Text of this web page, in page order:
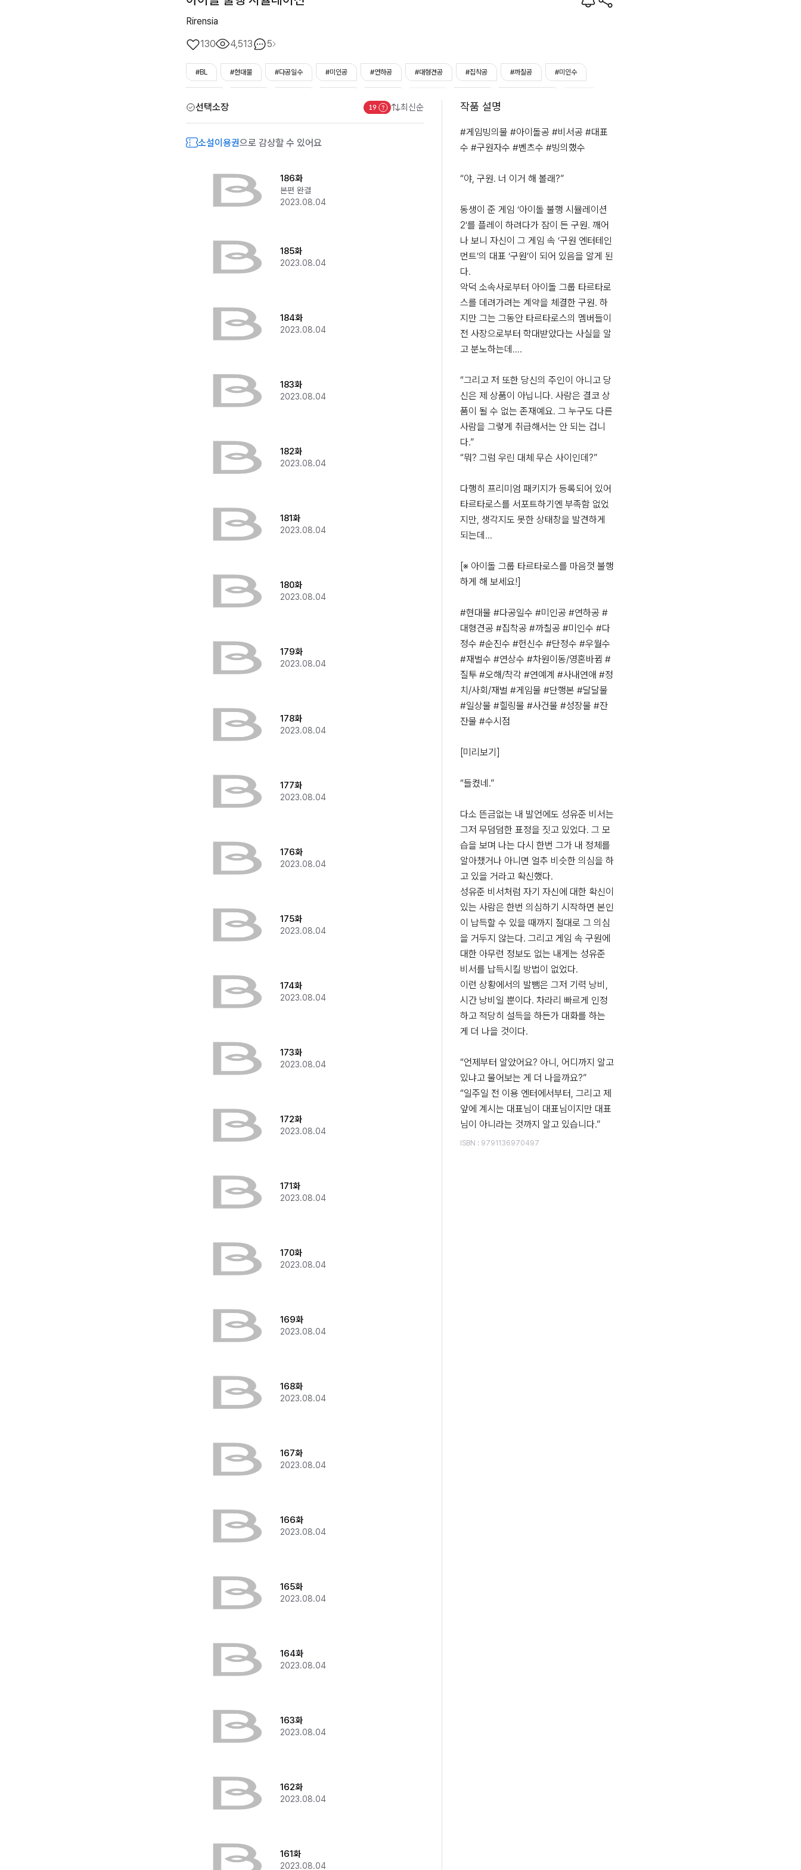
Rirensia
130
4,513 5
#BL #현대물 #다공일수 #미인공 #연하공 #대형견공 #집착공 #까칠공 #미인수
#잔잔물 #성장물 #수시점
선택소장 최신순
소설이용권으로 감상할 수 있어요
186화
본편 완결
2023.08.04
185화
2023.08.04
184화
2023.08.04
183화
2023.08.04
182화
2023.08.04
181화
2023.08.04
180화
2023.08.04
179화
2023.08.04
178화
2023.08.04
177화
2023.08.04
176화
2023.08.04
175화
2023.08.04
174화
2023.08.04
173화
2023.08.04
172화
2023.08.04
171화
2023.08.04
170화
2023.08.04
169화
2023.08.04
168화
2023.08.04
167화
2023.08.04
166화
2023.08.04
165화
2023.08.04
164화
2023.08.04
163화
2023.08.04
162화
2023.08.04
161화
2023.08.04
작품 설명
#게임빙의물 #아이돌공 #비서공 #대표
수 #구원자수 #벤츠수 #빙의했수
“야, 구원. 너 이거 해 볼래?”
동생이 준 게임 ‘아이돌 불행 시뮬레이션
2’를 플레이 하려다가 잠이 든 구원. 깨어
나 보니 자신이 그 게임 속 ‘구원 엔터테인
먼트’의 대표 ‘구원’이 되어 있음을 알게 된
다.
악덕 소속사로부터 아이돌 그룹 타르타로
스를 데려가려는 계약을 체결한 구원. 하
지만 그는 그동안 타르타로스의 멤버들이
전 사장으로부터 학대받았다는 사실을 알
고 분노하는데….
“그리고 저 또한 당신의 주인이 아니고 당
신은 제 상품이 아닙니다. 사람은 결코 상
품이 될 수 없는 존재예요. 그 누구도 다른
사람을 그렇게 취급해서는 안 되는 겁니
다.”
“뭐? 그럼 우린 대체 무슨 사이인데?”
다행히 프리미엄 패키지가 등록되어 있어
타르타로스를 서포트하기엔 부족함 없었
지만, 생각지도 못한 상태창을 발견하게
되는데…
[※ 아이돌 그룹 타르타로스를 마음껏 불행
하게 해 보세요!]
#현대물 #다공일수 #미인공 #연하공 #
대형견공 #집착공 #까칠공 #미인수 #다
정수 #순진수 #헌신수 #단정수 #우월수
#재벌수 #연상수 #차원이동/영혼바뀜 #
질투 #오해/착각 #연예계 #사내연애 #정
치/사회/재벌 #게임물 #단행본 #달달물
#일상물 #힐링물 #사건물 #성장물 #잔
잔물 #수시점
[미리보기]
“들켰네.”
다소 뜬금없는 내 발언에도 성유준 비서는
그저 무덤덤한 표정을 짓고 있었다. 그 모
습을 보며 나는 다시 한번 그가 내 정체를
알아챘거나 아니면 얼추 비슷한 의심을 하
고 있을 거라고 확신했다.
성유준 비서처럼 자기 자신에 대한 확신이
있는 사람은 한번 의심하기 시작하면 본인
이 납득할 수 있을 때까지 절대로 그 의심
을 거두지 않는다. 그리고 게임 속 구원에
대한 아무런 정보도 없는 내게는 성유준
비서를 납득시킬 방법이 없었다.
이런 상황에서의 발뺌은 그저 기력 낭비,
시간 낭비일 뿐이다. 차라리 빠르게 인정
하고 적당히 설득을 하든가 대화를 하는
게 더 나을 것이다.
“언제부터 알았어요? 아니, 어디까지 알고
있냐고 물어보는 게 더 나을까요?”
“일주일 전 이용 엔터에서부터, 그리고 제
앞에 계시는 대표님이 대표님이지만 대표
ISBN : 9791136970497